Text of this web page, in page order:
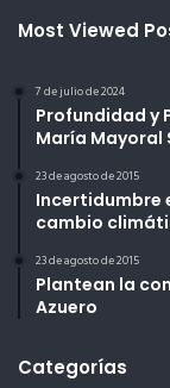
Most Viewed
7 de julio de 2024
Profundidad y
María Mayoral
23 de agosto de 2015
Incertidumbre
cambio
23 de agosto de 2015
Plantean la
Azuero
Categorías